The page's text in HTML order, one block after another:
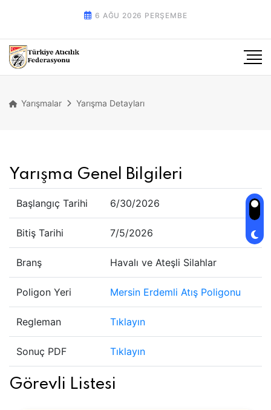
6 AĞU 2026 PERŞEMBE
Yarışmalar Yarışma Detayları
Yarışma Genel Bilgileri
Başlangıç Tarihi 6/30/2026
Bitiş Tarihi 7/5/2026
Branş Havalı ve Ateşli Silahlar
Poligon Yeri Mersin Erdemli Atış Poligonu
Regleman Tıklayın
Sonuç PDF Tıklayın
Görevli Listesi